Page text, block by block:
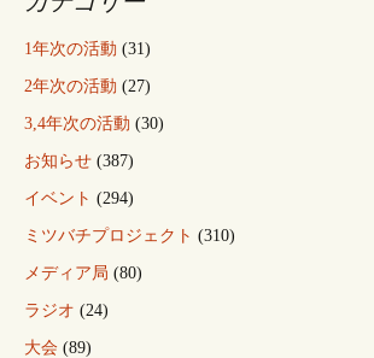
1年次の活動 (31)
2年次の活動 (27)
3,4年次の活動 (30)
お知らせ (387)
イベント (294)
ミツバチプロジェクト (310)
メディア局 (80)
ラジオ (24)
大会 (89)